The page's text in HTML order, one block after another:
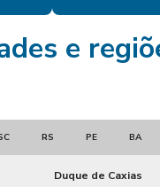
e
RS PE BA
Duque de Caxias